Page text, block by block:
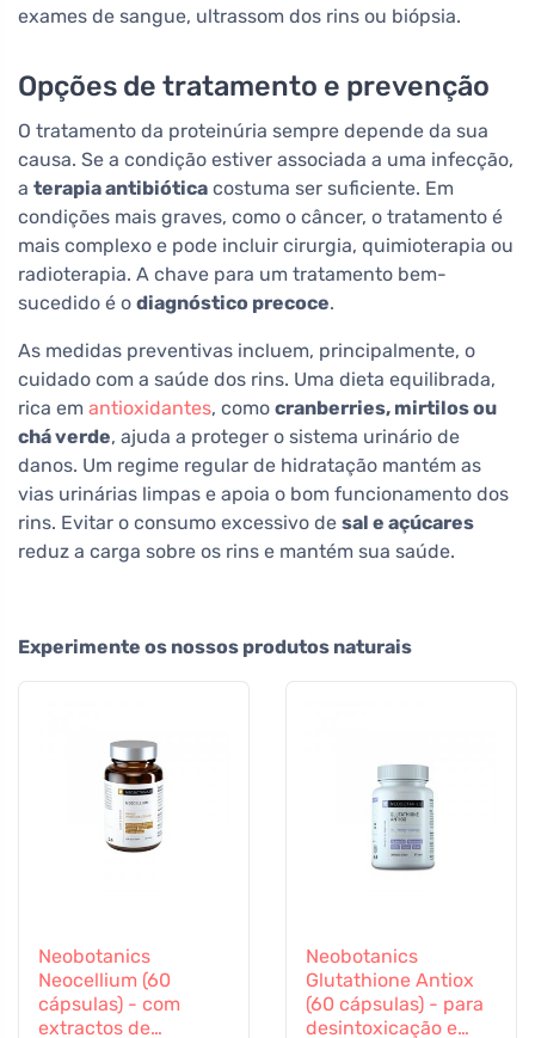
exames de sangue, ultrassom dos rins ou biópsia.
Opções de tratamento e prevenção
O tratamento da proteinúria sempre depende da sua
causa. Se a condição estiver associada a uma infecção,
a terapia antibiótica costuma ser suficiente. Em
condições mais graves, como o câncer, o tratamento é
mais complexo e pode incluir cirurgia, quimioterapia ou
radioterapia. A chave para um tratamento bem-
sucedido é o diagnóstico precoce.
As medidas preventivas incluem, principalmente, o
cuidado com a saúde dos rins. Uma dieta equilibrada,
rica em antioxidantes, como cranberries, mirtilos ou
chá verde, ajuda a proteger o sistema urinário de
danos. Um regime regular de hidratação mantém as
vias urinárias limpas e apoia o bom funcionamento dos
rins. Evitar o consumo excessivo de sal e açúcares
reduz a carga sobre os rins e mantém sua saúde.
Experimente os nossos produtos naturais
Neobotanics
Neocellium (60
cápsulas) - com
extractos de
Neobotanics
Glutathione Antiox
(60 cápsulas) - para
desintoxicação e